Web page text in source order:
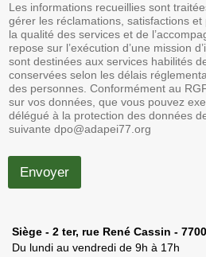
Les informations recueillies sont
gérer les réclamations, satisfactions et
la qualité des services et de
repose sur l’exécution d’une mission
sont destinées aux services habilités
conservées selon les délais
des personnes. Conformément au
sur vos données, que vous pouvez
délégué à la protection des données
suivante dpo@adapei77.org
Envoyer
Siège - 2 ter, rue René Cassin -
Du lundi au vendredi de 9h à 17h